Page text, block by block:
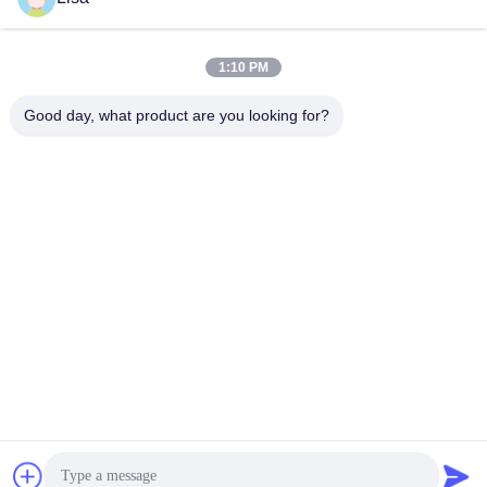
Senden Sie
1:10 PM
Good day, what product are you looking for?